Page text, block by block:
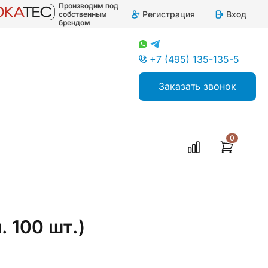
Производим под
собственным
брендом
Регистрация Вход
+7 (495) 135-135-5
Заказать звонок
0
100 шт.)